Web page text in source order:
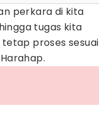
perkara di kita
tugas kita
proses sesuai